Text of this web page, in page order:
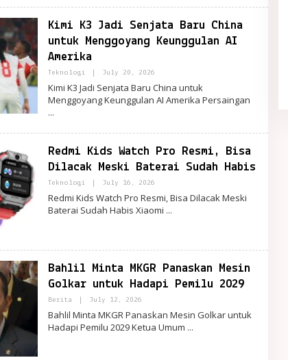
Kimi K3 Jadi Senjata Baru China
untuk Menggoyang Keunggulan AI
Amerika
Teknologi July 20, 2026By
Kimi K3 Jadi Senjata Baru China untuk
Menggoyang Keunggulan AI Amerika Persaingan
Redmi Kids Watch Pro Resmi, Bisa
Dilacak Meski Baterai Sudah Habis
Teknologi July 16, 2026By
Redmi Kids Watch Pro Resmi, Bisa Dilacak Meski
Baterai Sudah Habis Xiaomi
Bahlil Minta MKGR Panaskan Mesin
Golkar untuk Hadapi Pemilu 2029
Berita July 12, 2026By
Bahlil Minta MKGR Panaskan Mesin Golkar untuk
Hadapi Pemilu 2029 Ketua Umum
Quiet Luxury Tetap Diminati,
In Fashion | May 21, 2026